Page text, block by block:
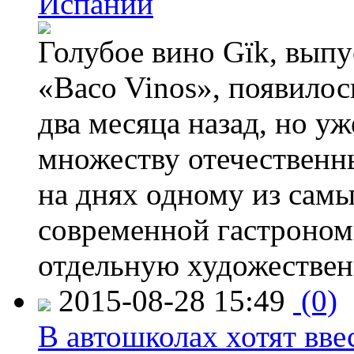
Голубое вино Gïk,
«Baco Vinos»,
два месяца назад, но
множеству
на днях одному из
современной
отдельную
2015-08-28 15:49 (0)
В автошколах хотят